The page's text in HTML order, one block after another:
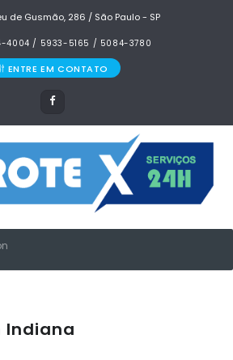
de Gusmão, 286 / São Paulo - SP
4004 / 5933-5165 / 5084-3780
ENTRE EM CONTATO
Indiana